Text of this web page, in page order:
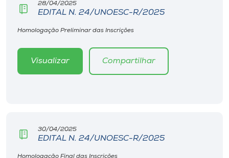
28/04/2025
EDITAL N. 24/UNOESC-R/2025
Homologação Preliminar das Inscrições
Visualizar Compartilhar
30/04/2025
EDITAL N. 24/UNOESC-R/2025
Homologação Final das Inscrições